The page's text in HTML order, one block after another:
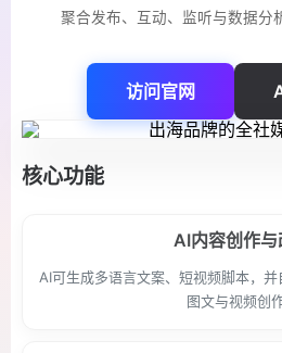
聚合发布、互动、监听与数据分
访问官网
核心功能
AI内容创作与
AI可生成多语言文案、短视频脚本，
图文与视频创作